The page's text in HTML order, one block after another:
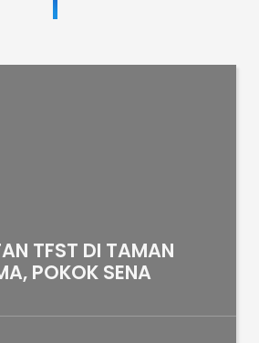
TFST DI TAMAN
POKOK SENA